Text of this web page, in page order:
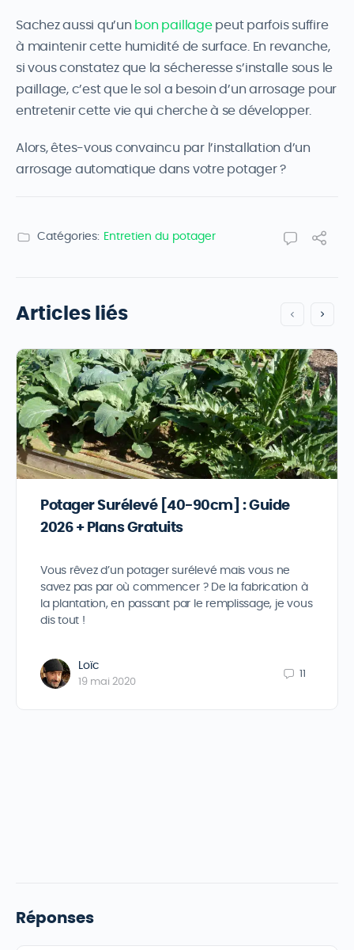
Sachez aussi qu’un bon paillagepeut parfois suffire
à maintenir cette humidité de surface. En revanche,
si vous constatez que la sécheresse s’installe sous le
paillage, c’est que le sol a besoin d’un arrosage pour
entretenir cette vie qui cherche à se développer.
Alors, êtes-vous convaincu par l’installation d’un
arrosage automatique dans votre potager ?
Catégories: Entretien du potager
Articles liés
Potager Surélevé [40-90cm] : Guide
2026 + Plans Gratuits
Vous rêvez d’un potager surélevé mais vous ne
savez pas par où commencer ? De la fabrication à
la plantation, en passant par le remplissage, je vous
dis tout !
Loïc
19 mai 2020
11
Réponses